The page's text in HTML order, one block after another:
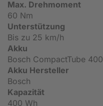
Max. Drehmoment
60 Nm
Unterstützung
Bis zu 25 km/h
Akku
Bosch CompactTube 400
Akku Hersteller
Bosch
Kapazität
400 Wh